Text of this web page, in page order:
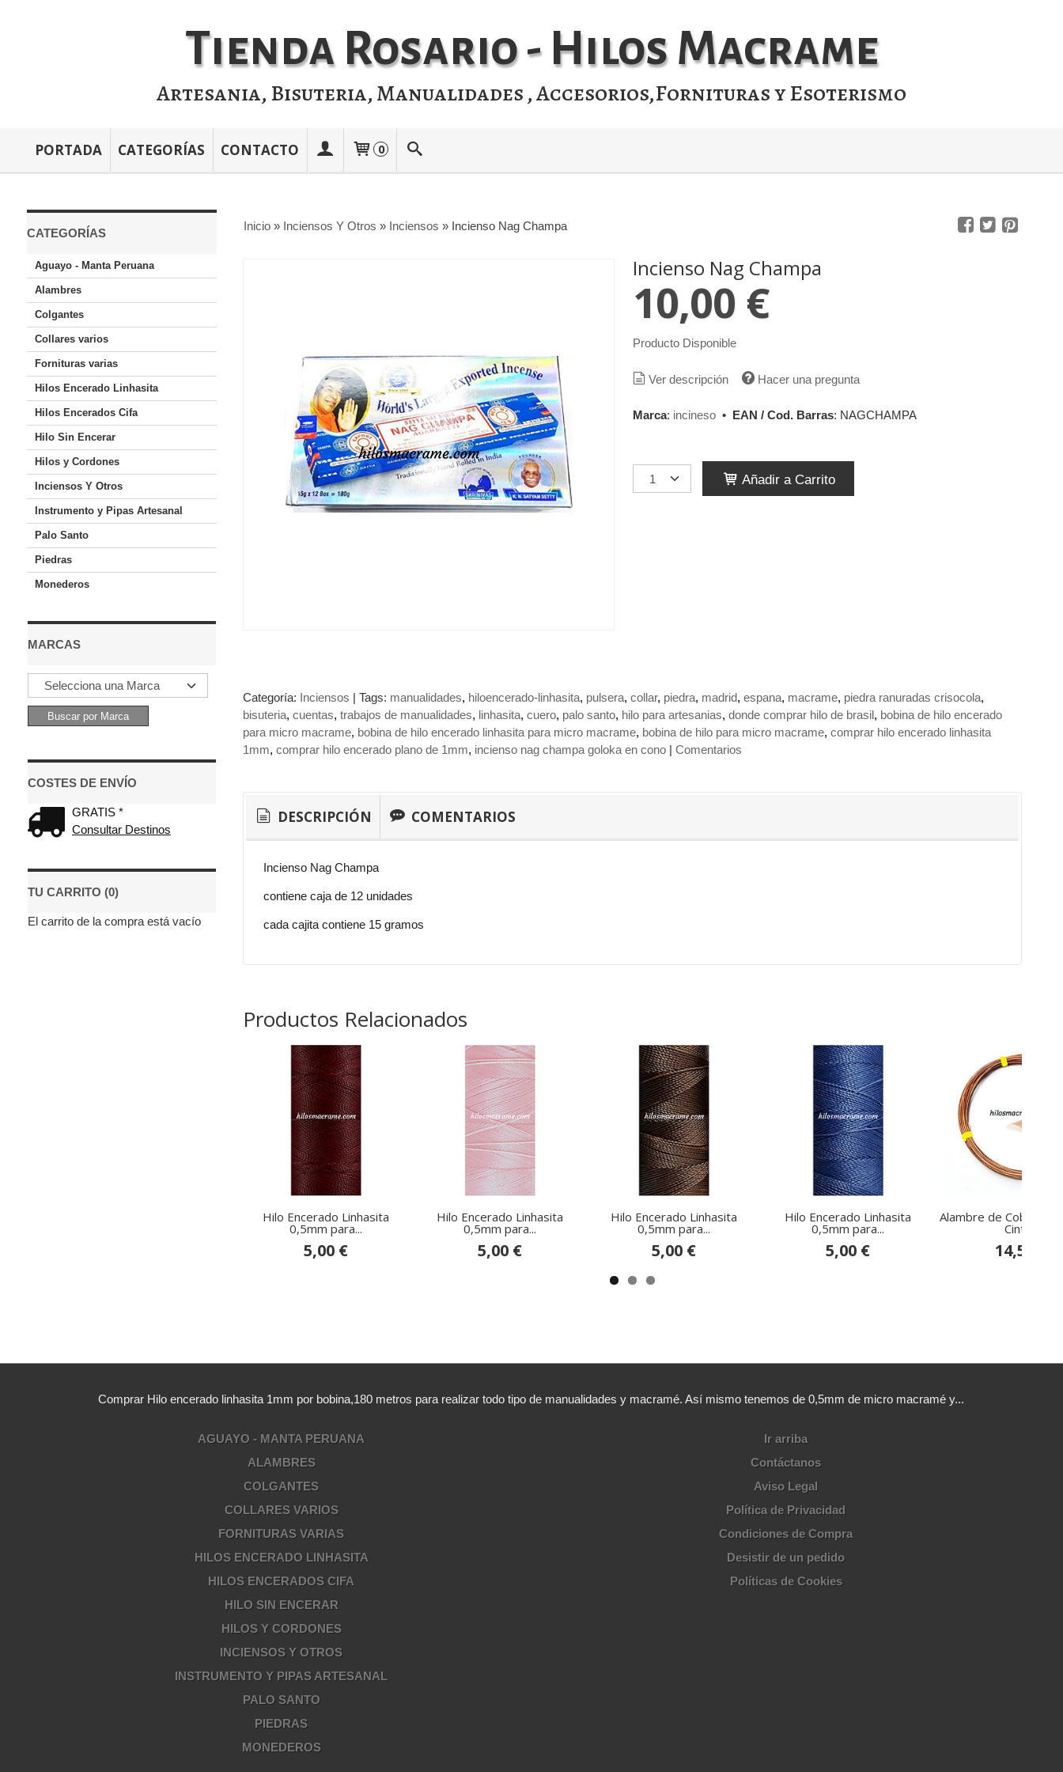
Tienda Rosario - Hilos Macrame
Artesania, Bisuteria, Manualidades , Accesorios,Fornituras y Esoterismo
PORTADA CATEGORÍAS CONTACTO 0
CATEGORÍAS
Aguayo - Manta Peruana
Alambres
Colgantes
Collares varios
Fornituras varias
Hilos Encerado Linhasita
Hilos Encerados Cifa
Hilo Sin Encerar
Hilos y Cordones
Inciensos Y Otros
Instrumento y Pipas Artesanal
Palo Santo
Piedras
Monederos
MARCAS
COSTES DE ENVÍO
GRATIS *
Consultar Destinos
TU CARRITO (0)
El carrito de la compra está vacío
Inicio» Inciensos Y Otros » Inciensos » Incienso Nag Champa
Incienso Nag Champa
10,00 €
Producto Disponible
Ver descripción Hacer una pregunta
Marca: incineso• EAN / Cod. Barras: NAGCHAMPA
Añadir a Carrito
Categoría: Inciensos | Tags: manualidades hiloencerado-linhasita pulsera collar piedra madrid espana macrame piedra ranuradas crisocola
bisuteria cuentas trabajos de manualidades linhasita cuero palo santo hilo para artesanias donde comprar hilo de brasil bobina de hilo encerado
para micro macrame bobina de hilo encerado linhasita para micro macrame bobina de hilo para micro macrame comprar hilo encerado linhasita
1mm comprar hilo encerado plano de 1mm incienso nag champa goloka en cono | Comentarios
DESCRIPCIÓN COMENTARIOS
Incienso Nag Champa
contiene caja de 12 unidades
cada cajita contiene 15 gramos
Productos Relacionados
Hilo Encerado Linhasita
0,5mm para...
5,00 €
Hilo Encerado Linhasita
0,5mm para...
5,00 €
Hilo Encerado Linhasita
0,5mm para...
5,00 €
Hilo Encerado Linhasita
0,5mm para...
5,00 €
Alambre de Cobre
Cinta...
14,50 €
Comprar Hilo encerado linhasita 1mm por bobina,180 metros para realizar todo tipo de manualidades y macramé. Así mismo tenemos de 0,5mm de micro macramé y...
AGUAYO - MANTA PERUANA
ALAMBRES
COLGANTES
COLLARES VARIOS
FORNITURAS VARIAS
HILOS ENCERADO LINHASITA
HILOS ENCERADOS CIFA
HILO SIN ENCERAR
HILOS Y CORDONES
INCIENSOS Y OTROS
INSTRUMENTO Y PIPAS ARTESANAL
PALO SANTO
PIEDRAS
MONEDEROS
Ir arriba
Contáctanos
Aviso Legal
Política de Privacidad
Condiciones de Compra
Desistir de un pedido
Políticas de Cookies